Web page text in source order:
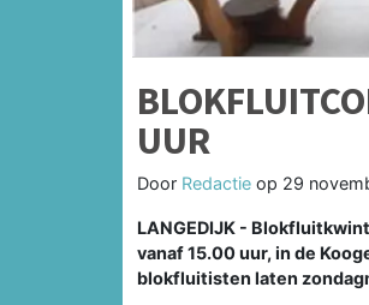
UUR
Door Redactie op 29
LANGEDIJK -
vanaf 15.00 uur, in de
blokfluitisten laten